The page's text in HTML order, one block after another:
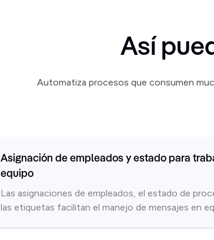
Así
Automatiza procesos que consumen
Asignación de empleados y estado para
equipo
Las asignaciones de empleados, el estado de
las etiquetas facilitan el manejo de mensajes en